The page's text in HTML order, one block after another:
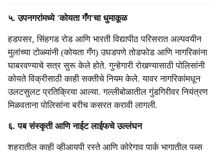
५. उपनगरांमध्ये 'कोयता गँग'चा धुमाकूळ
हडपसर, सिंहगड रोड आणि भारती विद्यापीठ परिसरात अल्पवयीन
मुलांच्या टोळ्यांनी (कोयता गँग) उघडपणे तोडफोड आणि नागरिकांना
घाबरवण्याचे सत्र सुरू केले होते. गुन्हेगारी रोखण्यासाठी पोलिसांनी
कोयते विक्रीसाठी काही सक्तीचे नियम केले. यावर नागरिकांमधून
उलटसुलट प्रतिक्रिया आल्या. गल्लीबोळातील गुंडगिरीवर नियंत्रण
मिळवताना पोलिसांना बरीच कसरत करावी लागली.
६. पब संस्कृती आणि नाईट लाईफचे उल्लंघन
शहरातील काही व्हीआयपी रस्ते आणि कोरेगाव पार्क भागातील पब्स